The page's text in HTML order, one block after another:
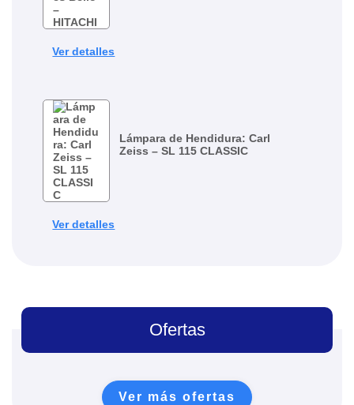
Ver detalles
Lámpara de Hendidura: Carl
Zeiss – SL 115 CLASSIC
Ver detalles
Ofertas
Ver más ofertas